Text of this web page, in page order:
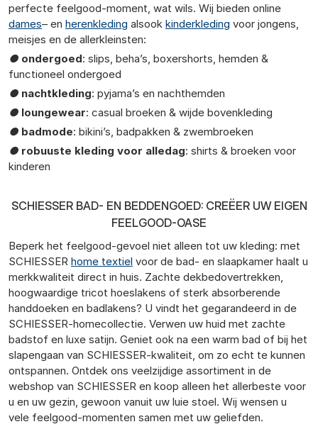
perfecte feelgood-moment, wat wils. Wij bieden online
dames– en herenkleding alsook kinderkleding voor jongens,
meisjes en de allerkleinsten:
● ondergoed: slips, beha’s, boxershorts, hemden &
functioneel ondergoed
● nachtkleding: pyjama’s en nachthemden
● loungewear: casual broeken & wijde bovenkleding
● badmode: bikini’s, badpakken & zwembroeken
● robuuste kleding voor alledag: shirts & broeken voor
kinderen
SCHIESSER BAD- EN BEDDENGOED: CREËER UW EIGEN
FEELGOOD-OASE
Beperk het feelgood-gevoel niet alleen tot uw kleding: met
SCHIESSER home textiel voor de bad- en slaapkamer haalt u
merkkwaliteit direct in huis. Zachte dekbedovertrekken,
hoogwaardige tricot hoeslakens of sterk absorberende
handdoeken en badlakens? U vindt het gegarandeerd in de
SCHIESSER-homecollectie. Verwen uw huid met zachte
badstof en luxe satijn. Geniet ook na een warm bad of bij het
slapengaan van SCHIESSER-kwaliteit, om zo echt te kunnen
ontspannen. Ontdek ons veelzijdige assortiment in de
webshop van SCHIESSER en koop alleen het allerbeste voor
u en uw gezin, gewoon vanuit uw luie stoel. Wij wensen u
vele feelgood-momenten samen met uw geliefden.